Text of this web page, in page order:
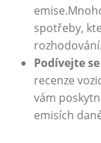
⁤spotřeby,
⁤rozhodování.
Podívejte
‍recenze
⁣vám
emisích